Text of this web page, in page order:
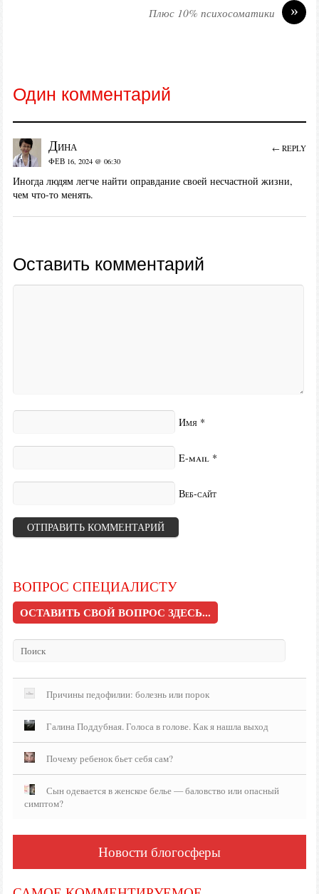
»
Плюс 10% психосоматики
Один комментарий
Дина
ФЕВ 16, 2024 @ 06:30
Иногда людям легче найти оправдание своей несчастной жизни,
чем что-то менять.
← REPLY
Оставить комментарий
Имя *
E-mail *
Веб-сайт
ВОПРОС СПЕЦИАЛИСТУ
ОСТАВИТЬ СВОЙ ВОПРОС ЗДЕСЬ...
Причины педофилии: болезнь или порок
Галина Поддубная. Голоса в голове. Как я нашла выход
Почему ребенок бьет себя сам?
Сын одевается в женское белье — баловство или опасный
симптом?
Новости блогосферы